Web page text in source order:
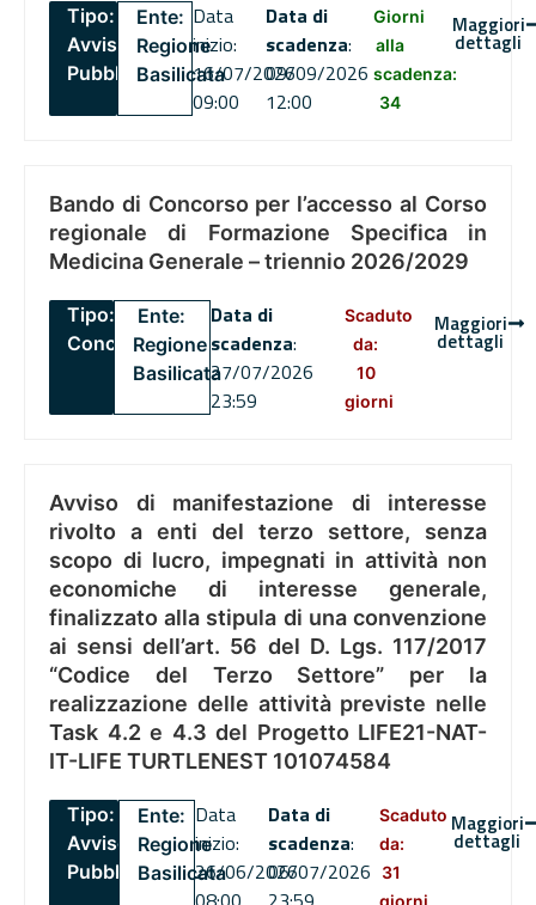
Tipo:
Avviso
Pubblico
Ente:
Regione
Basilicata
Data
inizio:
16/07/2026
09:00
Data di
scadenza:
09/09/2026
12:00
Giorni
alla
scadenza:
34
Maggiori
dettagli
Bando di Concorso per l’accesso al Corso
regionale di Formazione Specifica in
Medicina Generale – triennio 2026/2029
Tipo:
Concorsi
Ente:
Regione
Basilicata
Data di
scadenza:
27/07/2026
23:59
Scaduto
da:
10
giorni
Maggiori
dettagli
Avviso di manifestazione di interesse
rivolto a enti del terzo settore, senza
scopo di lucro, impegnati in attività non
economiche di interesse generale,
finalizzato alla stipula di una convenzione
ai sensi dell’art. 56 del D. Lgs. 117/2017
“Codice del Terzo Settore” per la
realizzazione delle attività previste nelle
Task 4.2 e 4.3 del Progetto LIFE21-NAT-
IT-LIFE TURTLENEST 101074584
Tipo:
Avviso
Pubblico
Ente:
Regione
Basilicata
Data
inizio:
26/06/2026
Data di
scadenza:
06/07/2026
Scaduto
da:
31
Maggiori
dettagli